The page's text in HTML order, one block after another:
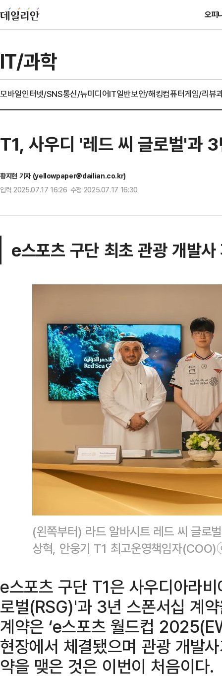
오피
IT/과학
모바일인터넷/SNS통신/뉴미디어IT일반보안/해킹컴퓨터게임/리뷰
T1, 사우디 '레드 씨 글로벌'과
황지현 기자 (yellowpaper@dailian.co.kr)
입력 2025.07.17 16:26 수정 2025.07.17 16:30
e스포츠 구단 최초 관광 개발사
(왼쪽부터) 라드 알바시트 레드 씨 글로
상혁, 안웅기 T1 최고운영책임자
e스포츠 구단 T1은 사우디아라
로벌(RSG)'과 3년 스폰서십 계
계약은 ‘e스포츠 월드컵
현장에서 체결됐으며 관광 개발
약을 맺은 것은 이번이 처음이다.